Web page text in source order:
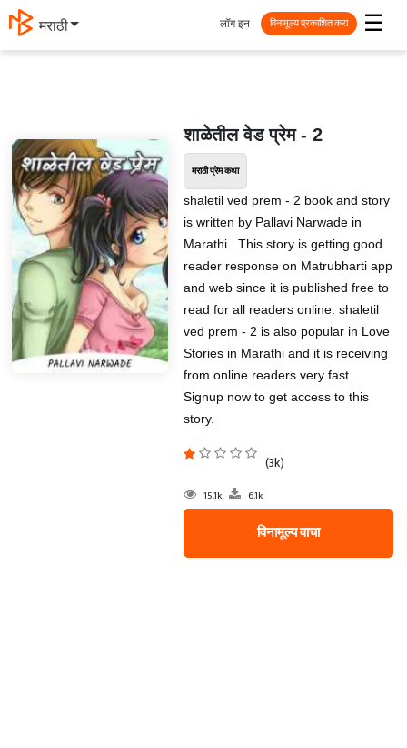
मराठी ☰
लॉग इन विनामूल्य प्रकाशित करा
शाळेतील वेड प्रेम - 2
मराठी प्रेम कथा
shaletil ved prem - 2 book and story
is written by Pallavi Narwade in
Marathi . This story is getting good
reader response on Matrubharti app
and web since it is published free to
read for all readers online. shaletil
ved prem - 2 is also popular in Love
Stories in Marathi and it is receiving
from online readers very fast.
Signup now to get access to this
story.
(3k)
15.1k 6.1k
विनामूल्य वाचा